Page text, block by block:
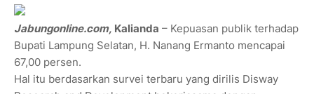
Jabungonline.com, Kalianda – Kepuasan publik terhadap
Bupati Lampung Selatan, H. Nanang Ermanto mencapai
67,00 persen.
Hal itu berdasarkan survei terbaru yang dirilis Disway